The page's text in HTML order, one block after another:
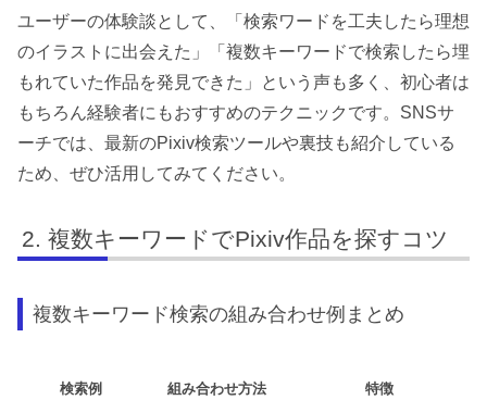
ユーザーの体験談として、「検索ワードを工夫したら理想
のイラストに出会えた」「複数キーワードで検索したら埋
もれていた作品を発見できた」という声も多く、初心者は
もちろん経験者にもおすすめのテクニックです。SNSサ
ーチでは、最新のPixiv検索ツールや裏技も紹介している
ため、ぜひ活用してみてください。
複数キーワードでPixiv作品を探すコツ
複数キーワード検索の組み合わせ例まとめ
検索例 組み合わせ方法 特徴